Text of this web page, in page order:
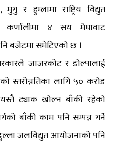
हुम्लामा राष्ट्रिय विद्युत
कर्णालीमा ४ सय मेघावाट
बजेटमा समेटिएको छ ।
जाजरकोट र डोल्पालाई
स्तरोन्नतिका लागि ५० करोड
ट्याक खोल्न बाँकी रहेको
बाँकी काम पनि सम्पन्न गर्ने
जलविद्युत आयोजनाको पनि